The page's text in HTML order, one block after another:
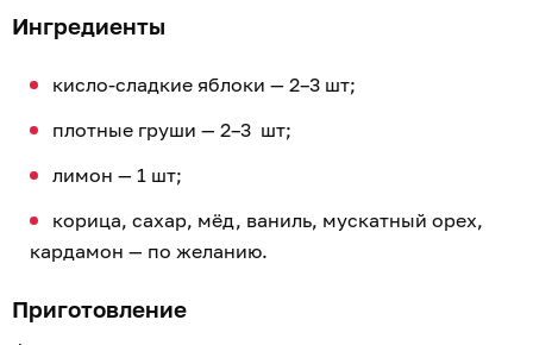
Ингредиенты
кисло-сладкие яблоки — 2–3 шт;
плотные груши — 2–3 шт;
лимон — 1 шт;
корица, сахар, мёд, ваниль, мускатный орех,
кардамон — по желанию.
Приготовление